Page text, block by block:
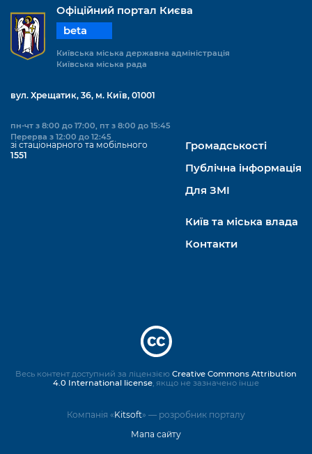
Офіційний портал Києва
beta
Київська міська державна адміністрація
Київська міська рада
вул. Хрещатик, 36, м. Київ, 01001
пн-чт з 8:00 до 17:00, пт з 8:00 до 15:45
Перерва з 12:00 до 12:45
зі стаціонарного та мобільного
1551
Громадськості
Публічна інформація
Для ЗМІ
Київ та міська влада
Контакти
Компанія «Kitsoft» — розробник порталу
Мапа сайту
Весь контент доступний за ліцензією Creative Commons Attribution
4.0 International license, якщо не зазначено інше